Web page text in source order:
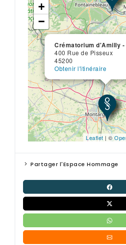
Crématorium d'Amilly
400 Rue de Pisseux
45200
Obtenir l'itinéraire
+
−
Leaflet | ©
Partager l'Espace Hommage